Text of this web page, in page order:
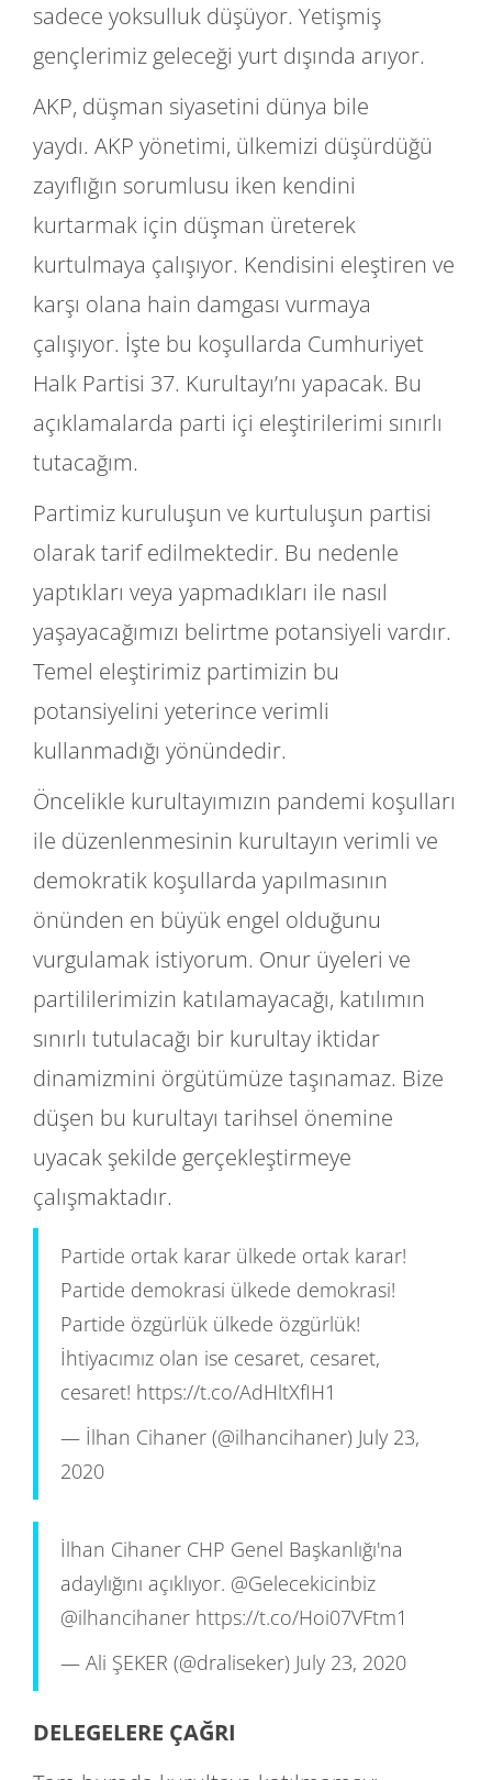
sadece yoksulluk düşüyor. Yetişmiş
gençlerimiz geleceği yurt dışında arıyor.
AKP, düşman siyasetini dünya bile
yaydı. AKP yönetimi, ülkemizi düşürdüğü
zayıflığın sorumlusu iken kendini
kurtarmak için düşman üreterek
kurtulmaya çalışıyor. Kendisini eleştiren ve
karşı olana hain damgası vurmaya
çalışıyor. İşte bu koşullarda Cumhuriyet
Halk Partisi 37. Kurultayı’nı yapacak. Bu
açıklamalarda parti içi eleştirilerimi sınırlı
tutacağım.
Partimiz kuruluşun ve kurtuluşun partisi
olarak tarif edilmektedir. Bu nedenle
yaptıkları veya yapmadıkları ile nasıl
yaşayacağımızı belirtme potansiyeli vardır.
Temel eleştirimiz partimizin bu
potansiyelini yeterince verimli
kullanmadığı yönündedir.
Öncelikle kurultayımızın pandemi koşulları
ile düzenlenmesinin kurultayın verimli ve
demokratik koşullarda yapılmasının
önünden en büyük engel olduğunu
vurgulamak istiyorum. Onur üyeleri ve
partililerimizin katılamayacağı, katılımın
sınırlı tutulacağı bir kurultay iktidar
dinamizmini örgütümüze taşınamaz. Bize
düşen bu kurultayı tarihsel önemine
uyacak şekilde gerçekleştirmeye
çalışmaktadır.
Partide ortak karar ülkede ortak karar!
Partide demokrasi ülkede demokrasi!
Partide özgürlük ülkede özgürlük!
İhtiyacımız olan ise cesaret, cesaret,
cesaret! https://t.co/AdHltXfIH1
— İlhan Cihaner (@ilhancihaner) July 23,
2020
İlhan Cihaner CHP Genel Başkanlığı'na
adaylığını açıklıyor. @Gelecekicinbiz
@ilhancihaner https://t.co/Hoi07VFtm1
— Ali ŞEKER (@draliseker) July 23, 2020
DELEGELERE ÇAĞRI